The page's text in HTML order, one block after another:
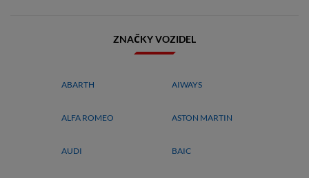
ZNAČKY VOZIDEL
ABARTH AIWAYS
ALFA ROMEO ASTON MARTIN
AUDI BAIC